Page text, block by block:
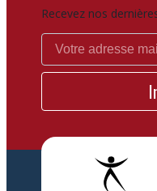
Recevez nos